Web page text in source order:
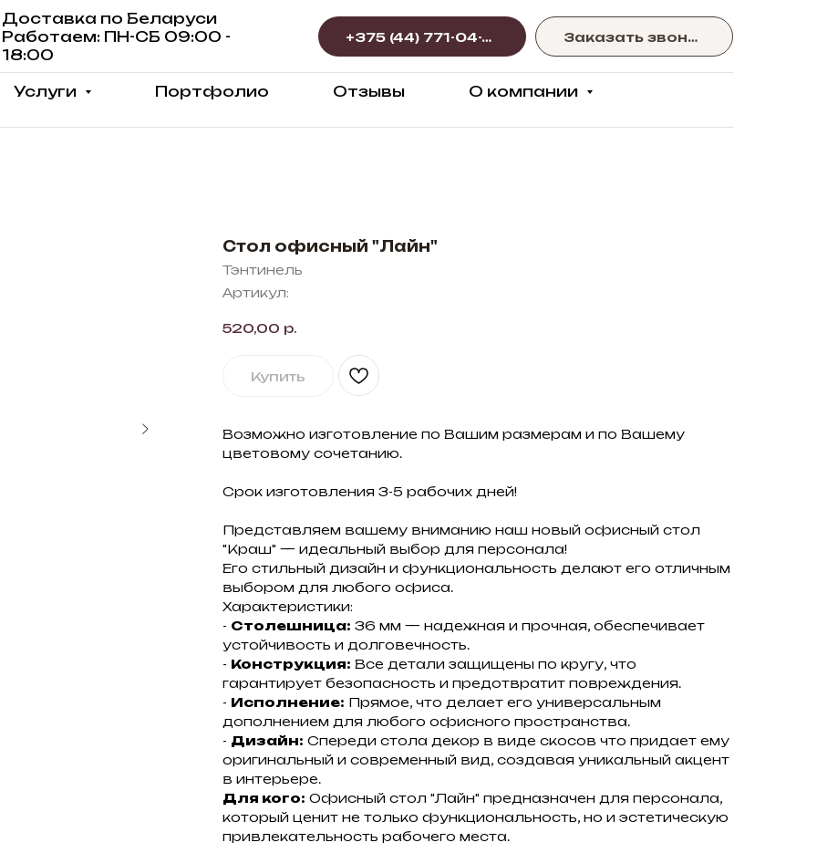
Доставка по Беларуси
Работаем: ПН-СБ 09:00 -
18:00
+375 (44) 771-04-77 Заказать звонок
Услуги Портфолио Отзывы
О компании
Стол офисный "Лайн"
Тэнтинель
Артикул:
520,00 р.
Купить
Возможно изготовление по Вашим размерам и по Вашему
цветовому сочетанию.
Срок изготовления 3-5 рабочих дней!
Представляем вашему вниманию наш новый офисный стол
"Краш" — идеальный выбор для персонала!
Его стильный дизайн и функциональность делают его отличным
выбором для любого офиса.
Характеристики:
- Столешница: 36 мм — надежная и прочная, обеспечивает
устойчивость и долговечность.
- Конструкция: Все детали защищены по кругу, что
гарантирует безопасность и предотвратит повреждения.
- Исполнение: Прямое, что делает его универсальным
дополнением для любого офисного пространства.
- Дизайн: Спереди стола декор в виде скосов что придает ему
оригинальный и современный вид, создавая уникальный акцент
в интерьере.
Для кого: Офисный стол "Лайн" предназначен для персонала,
который ценит не только функциональность, но и эстетическую
привлекательность рабочего места.